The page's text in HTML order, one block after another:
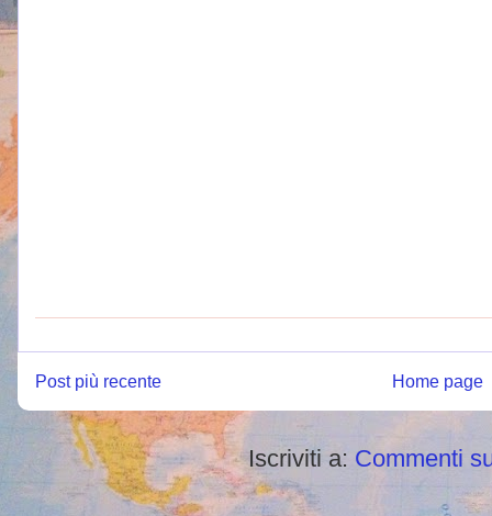
Post più recente Home page
Iscriviti a: Commenti